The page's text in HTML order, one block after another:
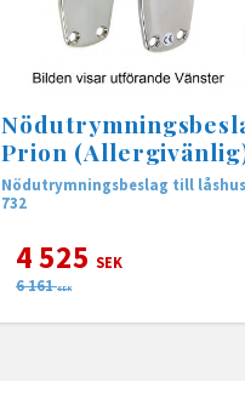
Prion
Nödutrymningsbeslag till
732
4 525 SEK
6 161 SEK